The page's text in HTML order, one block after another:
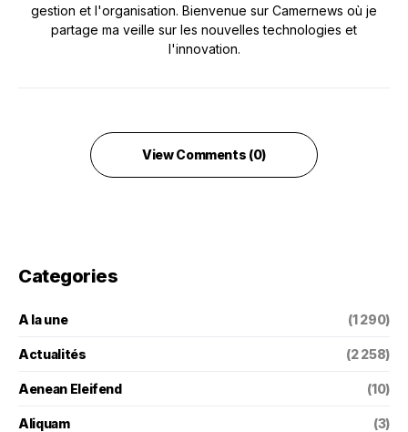
gestion et l'organisation. Bienvenue sur Camernews où je
partage ma veille sur les nouvelles technologies et
l'innovation.
View Comments (0)
Categories
A la une (1 290)
Actualités (2 258)
Aenean Eleifend (10)
Aliquam (3)